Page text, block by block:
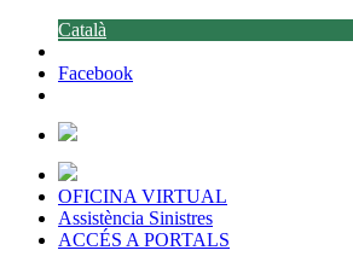
Català
Facebook
OFICINA VIRTUAL
Assistència Sinistres
ACCÉS A PORTALS